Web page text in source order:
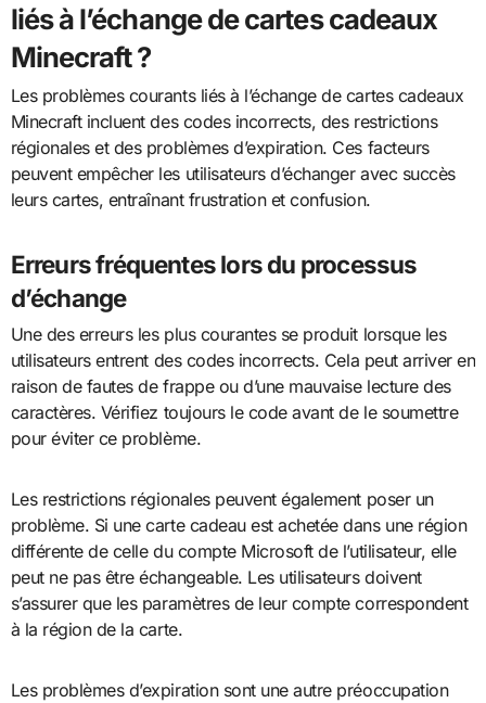
liés à l’échange de cartes cadeaux
Minecraft ?
Les problèmes courants liés à l’échange de cartes cadeaux
Minecraft incluent des codes incorrects, des restrictions
régionales et des problèmes d’expiration. Ces facteurs
peuvent empêcher les utilisateurs d’échanger avec succès
leurs cartes, entraînant frustration et confusion.
Erreurs fréquentes lors du processus
d’échange
Une des erreurs les plus courantes se produit lorsque les
utilisateurs entrent des codes incorrects. Cela peut arriver en
raison de fautes de frappe ou d’une mauvaise lecture des
caractères. Vérifiez toujours le code avant de le soumettre
pour éviter ce problème.
Les restrictions régionales peuvent également poser un
problème. Si une carte cadeau est achetée dans une région
différente de celle du compte Microsoft de l’utilisateur, elle
peut ne pas être échangeable. Les utilisateurs doivent
s’assurer que les paramètres de leur compte correspondent
à la région de la carte.
Les problèmes d’expiration sont une autre préoccupation